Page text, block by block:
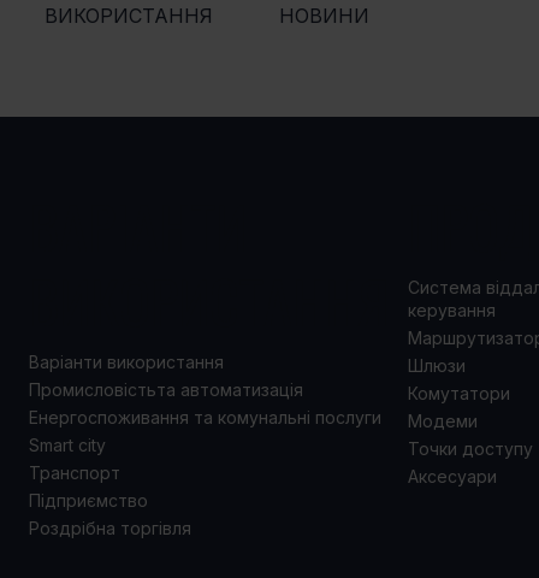
ВИКОРИСТАННЯ
НОВИНИ
Варіанти використання
Промисловістьта автоматизація
Енергоспоживання та комунальні послуги
Smart city
Транспорт
Підприємство
Роздрібна торгівля
Система
керування
Шлюзи
Комутатори
Модеми
Точки доступу
Аксесуари